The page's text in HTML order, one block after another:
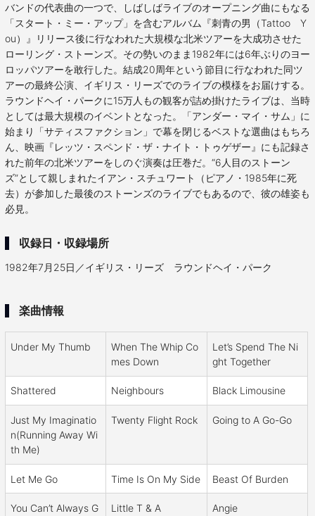
バンドの代表曲の一つで、しばしばライブのオープニング曲にもなる
「スタート・ミー・アップ」を含むアルバム『刺青の男（Tattoo Y
ou）』リリース後に行なわれた大規模な北米ツアーを大成功させた
ローリング・ストーンズ。その勢いのまま1982年には6年ぶりのヨー
ロッパツアーを敢行した。結成20周年という節目に行なわれた同ツ
アーの最終公演、イギリス・リーズでのライブの模様をお届けする。
ラウンドヘイ・パークに15万人もの観客が詰め掛けたライブは、当時
としては最大規模のイベントとなった。「アンダー・マイ・サム」に
始まり「サティスファクション」で幕を閉じるベストな選曲はもちろ
ん、映画『レッツ・スペンド・ザ・ナイト・トゥゲザー』にも記録さ
れた前年の北米ツアーをしのぐ演奏は圧巻だ。“6人目のストーン
ズ”として親しまれたイアン・スチュワート（ピアノ・1985年に死
去）が参加した最後のストーンズのライブでもあるので、彼の雄姿も
必見。
収録日・収録場所
1982年7月25日／イギリス・リーズ ラウンドヘイ・パーク
楽曲情報
Under My Thumb
When The Whip Co
mes Down
Let’s Spend The Ni
ght Together
Shattered Neighbours Black Limousine
Just My Imaginatio
n(Running Away Wi
th Me)
Twenty Flight Rock Going to A Go-Go
Let Me Go Time Is On My Side Beast Of Burden
You Can’t Always G
Little T & A Angie